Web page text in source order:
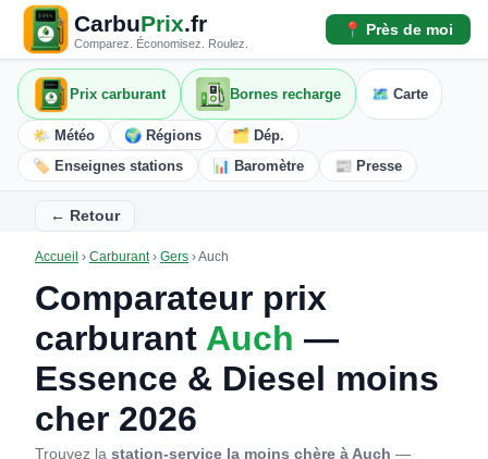
CarbuPrix.fr
Comparez. Économisez. Roulez.
📍 Près de moi
Prix carburant Bornes recharge 🗺️ Carte
🌤️ Météo 🌍 Régions
🗂️ Dép.
🏷️ Enseignes stations
📊 Baromètre 📰 Presse
← Retour
Accueil › Carburant› Gers ›Auch
Comparateur prix
carburant Auch —
Essence & Diesel moins
cher 2026
Trouvez la station-service la moins chère à Auch —